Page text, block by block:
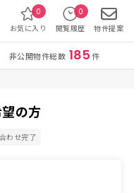
非公開物件総数 185件
お気に入り
0
閲覧履歴
0
物件提案
の方
わせ完了